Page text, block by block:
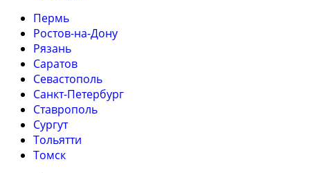
Пермь
Ростов-на-Дону
Рязань
Саратов
Севастополь
Санкт-Петербург
Ставрополь
Сургут
Тольятти
Томск